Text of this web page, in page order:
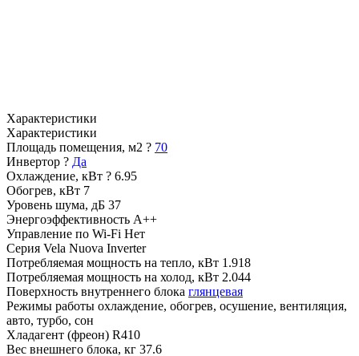
Характеристики
Характеристики
Площадь помещения, м2 ? 70
Инвертор ? Да
Охлаждение, кВт ? 6.95
Обогрев, кВт 7
Уровень шума, дБ 37
Энергоэффективность A++
Управление по Wi-Fi Нет
Серия Vela Nuova Inverter
Потребляемая мощность на тепло, кВт 1.918
Потребляемая мощность на холод, кВт 2.044
Поверхность внутреннего блока глянцевая
Режимы работы охлаждение, обогрев, осушение, вентиляция,
авто, турбо, сон
Хладагент (фреон) R410
Вес внешнего блока, кг 37.6